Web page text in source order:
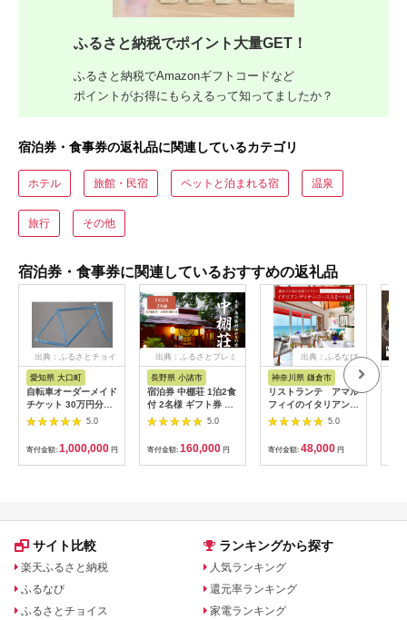
ふるさと納税でポイント大量GET！
ふるさと納税でAmazonギフトコードなど
ポイントがお得にもらえるって知ってましたか？
宿泊券・食事券の返礼品に関連しているカテゴリ
ホテル 旅館・民宿 ペットと泊まれる宿 温泉
旅行 その他
宿泊券・食事券に関連しているおすすめの返礼品
出典：ふるさとチョイ
愛知県 大口町
自転車オーダーメイド
チケット 30万円分
【1360365】
5.0
寄付金額: 1,000,000 円
出典：ふるさとプレミ
長野県 小諸市
宿泊券 中棚荘 1泊2食
付 2名様 ギフト券 チ
ケット 券 宿泊 旅行
5.0
寄付金額: 160,000 円
出典：ふるなび
神奈川県 鎌倉市
リストランテ アマル
フィイのイタリアンデ
ィナーコースA ペア
5.0
寄付金額: 48,000 円
サイト比較
楽天ふるさと納税
ふるなび
ふるさとチョイス
ランキングから探す
人気ランキング
還元率ランキング
家電ランキング